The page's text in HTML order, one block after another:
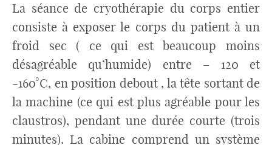
La séance de cryothérapie du corps entier
consiste à exposer le corps du patient à un
froid sec ( ce qui est beaucoup moins
désagréable qu’humide) entre – 120 et
-160°C, en position debout , la tête sortant de
la machine (ce qui est plus agréable pour les
claustros), pendant une durée courte (trois
minutes). La cabine comprend un système